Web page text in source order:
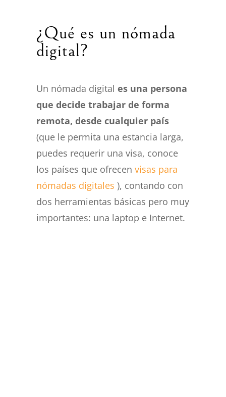
¿Qué es un nómada
digital?
Un nómada digital es una persona
que decide trabajar de forma
remota, desde cualquier país
(que le permita una estancia larga,
puedes requerir una visa, conoce
los países que ofrecenvisas para
nómadas digitales ), contando con
dos herramientas básicas pero muy
importantes: una laptop e Internet.